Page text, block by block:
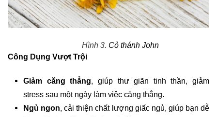
Hình 3. Cỏ thánh John
Công Dụng Vượt Trội
Giảm căng thẳng, giúp thư giãn tinh thần, giảm
stress sau một ngày làm việc căng thẳng.
Ngủ ngon, cải thiện chất lượng giấc ngủ, giúp bạn dễ